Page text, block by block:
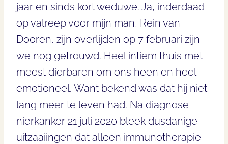
jaar en sinds kort weduwe. Ja, inderdaad
op valreep voor mijn man, Rein van
Dooren, zijn overlijden op 7 februari zijn
we nog getrouwd. Heel intiem thuis met
meest dierbaren om ons heen en heel
emotioneel. Want bekend was dat hij niet
lang meer te leven had. Na diagnose
nierkanker 21 juli 2020 bleek dusdanige
uitzaaiingen dat alleen immunotherapie